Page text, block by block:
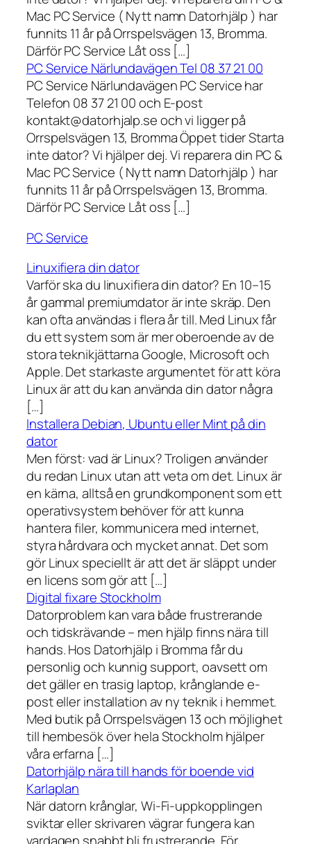
Mac PC Service ( Nytt namn Datorhjälp ) har
funnits 11 år på Orrspelsvägen 13, Bromma.
Därför PC Service Låt oss […]
PC Service Närlundavägen Tel 08 37 21 00
PC Service Närlundavägen PC Service har
Telefon 08 37 21 00 och E-post
kontakt@datorhjalp.se och vi ligger på
Orrspelsvägen 13, Bromma Öppet tider Starta
inte dator? Vi hjälper dej. Vi reparera din PC &
Mac PC Service ( Nytt namn Datorhjälp ) har
funnits 11 år på Orrspelsvägen 13, Bromma.
Därför PC Service Låt oss […]
PC Service
Linuxifiera din dator
Varför ska du linuxifiera din dator? En 10–15
år gammal premiumdator är inte skräp. Den
kan ofta användas i flera år till. Med Linux får
du ett system som är mer oberoende av de
stora teknikjättarna Google, Microsoft och
Apple. Det starkaste argumentet för att köra
Linux är att du kan använda din dator några
[…]
Installera Debian, Ubuntu eller Mint på din
dator
Men först: vad är Linux? Troligen använder
du redan Linux utan att veta om det. Linux är
en kärna, alltså en grundkomponent som ett
operativsystem behöver för att kunna
hantera filer, kommunicera med internet,
styra hårdvara och mycket annat. Det som
gör Linux speciellt är att det är släppt under
en licens som gör att […]
Digital fixare Stockholm
Datorproblem kan vara både frustrerande
och tidskrävande – men hjälp finns nära till
hands. Hos Datorhjälp i Bromma får du
personlig och kunnig support, oavsett om
det gäller en trasig laptop, krånglande e-
post eller installation av ny teknik i hemmet.
Med butik på Orrspelsvägen 13 och möjlighet
till hembesök över hela Stockholm hjälper
våra erfarna […]
Datorhjälp nära till hands för boende vid
Karlaplan
När datorn krånglar, Wi-Fi-uppkopplingen
sviktar eller skrivaren vägrar fungera kan